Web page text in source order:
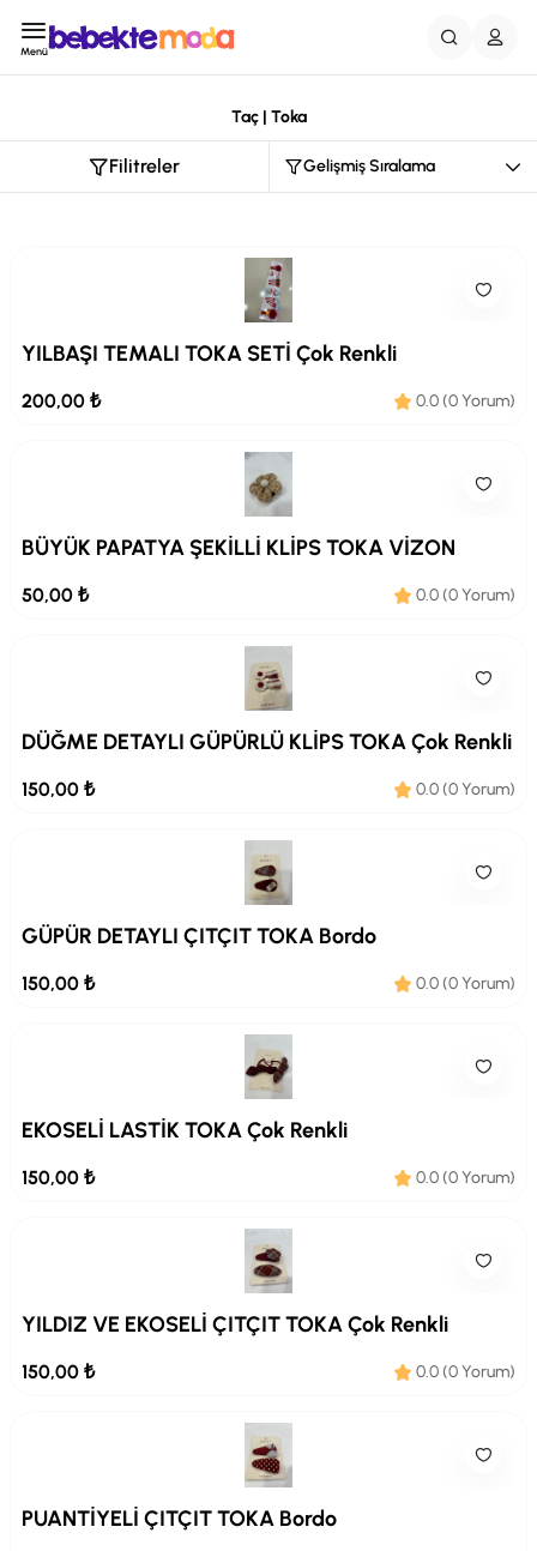
Menü
Taç | Toka
Filitreler
YILBAŞI TEMALI TOKA SETİ Çok Renkli
200,00 ₺ 0.0 (0 Yorum)
BÜYÜK PAPATYA ŞEKİLLİ KLİPS TOKA VİZON
50,00 ₺ 0.0 (0 Yorum)
DÜĞME DETAYLI GÜPÜRLÜ KLİPS TOKA Çok Renkli
150,00 ₺ 0.0 (0 Yorum)
GÜPÜR DETAYLI ÇITÇIT TOKA Bordo
150,00 ₺ 0.0 (0 Yorum)
EKOSELİ LASTİK TOKA Çok Renkli
150,00 ₺ 0.0 (0 Yorum)
YILDIZ VE EKOSELİ ÇITÇIT TOKA Çok Renkli
150,00 ₺ 0.0 (0 Yorum)
PUANTİYELİ ÇITÇIT TOKA Bordo